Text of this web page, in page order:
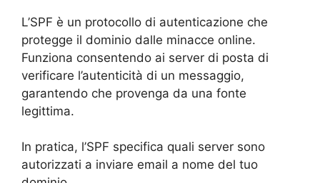
L’SPF è un protocollo di autenticazione che
protegge il dominio dalle minacce online.
Funziona consentendo ai server di posta di
verificare l’autenticità di un messaggio,
garantendo che provenga da una fonte
legittima.
In pratica, l’SPF specifica quali server sono
autorizzati a inviare email a nome del tuo